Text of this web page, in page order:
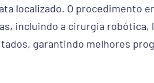
localizado. O procedimento
incluindo a cirurgia robótica,
garantindo melhores